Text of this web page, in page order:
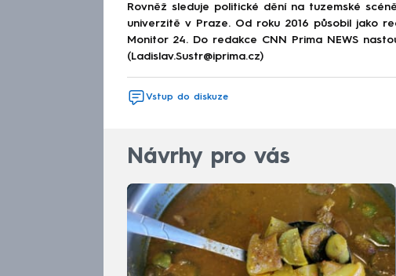
Rovněž sleduje politické dění na tuzemské
univerzitě v Praze. Od roku 2016 působil jako
Monitor 24. Do redakce CNN Prima NEWS
(Ladislav.Sustr@iprima.cz)
Vstup do diskuze
Návrhy pro vás